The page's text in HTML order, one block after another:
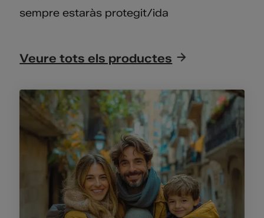
sempre estaràs protegit/ida
Veure tots els productes